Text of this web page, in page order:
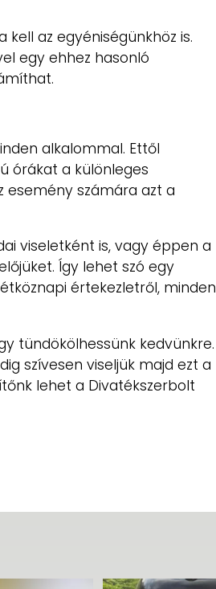
kell az egyéniségünkhöz is.
egy ehhez hasonló
alkalommal. Ettől
órákat a különleges
esemény számára azt a
viseletként is, vagy éppen a
Így lehet szó egy
értekezletről, minden
tündökölhessünk kedvünkre.
szívesen viseljük majd ezt a
lehet a Divatékszerbolt